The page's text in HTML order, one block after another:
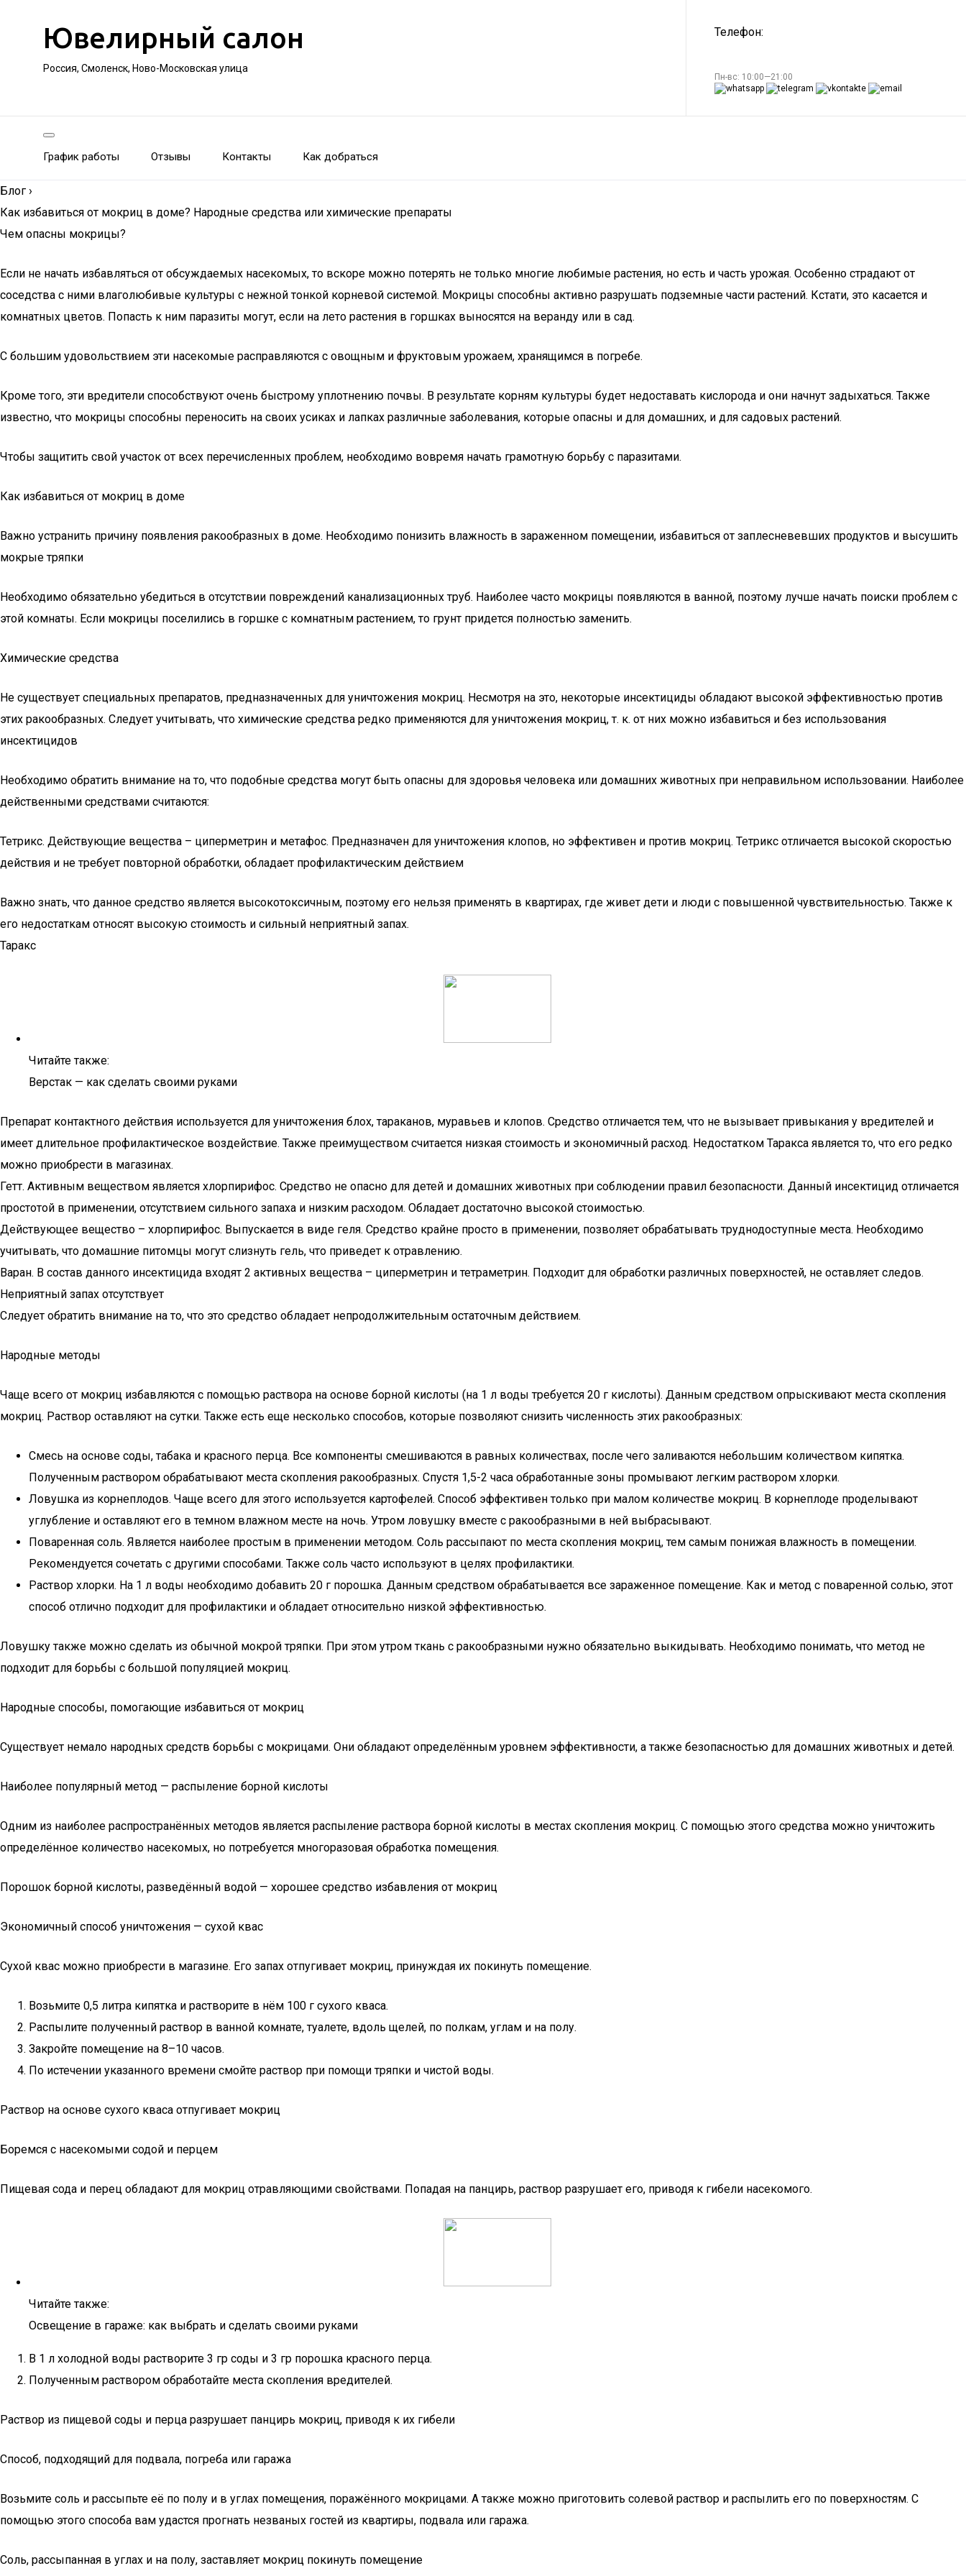
Ювелирный салон
Россия, Смоленск, Ново-Московская улица
Телефон:
Пн-вс: 10:00—21:00
График работы Отзывы Контакты Как добраться
Блог ›
Как избавиться от мокриц в доме? Народные средства или химические препараты
Чем опасны мокрицы?
Если не начать избавляться от обсуждаемых насекомых, то вскоре можно потерять не только многие любимые растения, но есть и часть урожая. Особенно страдают от
соседства с ними влаголюбивые культуры с нежной тонкой корневой системой. Мокрицы способны активно разрушать подземные части растений. Кстати, это касается и
комнатных цветов. Попасть к ним паразиты могут, если на лето растения в горшках выносятся на веранду или в сад.
С большим удовольствием эти насекомые расправляются с овощным и фруктовым урожаем, хранящимся в погребе.
Кроме того, эти вредители способствуют очень быстрому уплотнению почвы. В результате корням культуры будет недоставать кислорода и они начнут задыхаться. Также
известно, что мокрицы способны переносить на своих усиках и лапках различные заболевания, которые опасны и для домашних, и для садовых растений.
Чтобы защитить свой участок от всех перечисленных проблем, необходимо вовремя начать грамотную борьбу с паразитами.
Как избавиться от мокриц в доме
Важно устранить причину появления ракообразных в доме. Необходимо понизить влажность в зараженном помещении, избавиться от заплесневевших продуктов и высушить
мокрые тряпки
Необходимо обязательно убедиться в отсутствии повреждений канализационных труб. Наиболее часто мокрицы появляются в ванной, поэтому лучше начать поиски проблем с
этой комнаты. Если мокрицы поселились в горшке с комнатным растением, то грунт придется полностью заменить.
Химические средства
Не существует специальных препаратов, предназначенных для уничтожения мокриц. Несмотря на это, некоторые инсектициды обладают высокой эффективностью против
этих ракообразных. Следует учитывать, что химические средства редко применяются для уничтожения мокриц, т. к. от них можно избавиться и без использования
инсектицидов
Необходимо обратить внимание на то, что подобные средства могут быть опасны для здоровья человека или домашних животных при неправильном использовании. Наиболее
действенными средствами считаются:
Тетрикс. Действующие вещества – циперметрин и метафос. Предназначен для уничтожения клопов, но эффективен и против мокриц. Тетрикс отличается высокой скоростью
действия и не требует повторной обработки, обладает профилактическим действием
Важно знать, что данное средство является высокотоксичным, поэтому его нельзя применять в квартирах, где живет дети и люди с повышенной чувствительностью. Также к
его недостаткам относят высокую стоимость и сильный неприятный запах.
Таракс
Читайте также:
Верстак — как сделать своими руками
Препарат контактного действия используется для уничтожения блох, тараканов, муравьев и клопов. Средство отличается тем, что не вызывает привыкания у вредителей и
имеет длительное профилактическое воздействие. Также преимуществом считается низкая стоимость и экономичный расход. Недостатком Таракса является то, что его редко
можно приобрести в магазинах.
Гетт. Активным веществом является хлорпирифос. Средство не опасно для детей и домашних животных при соблюдении правил безопасности. Данный инсектицид отличается
простотой в применении, отсутствием сильного запаха и низким расходом. Обладает достаточно высокой стоимостью.
Действующее вещество – хлорпирифос. Выпускается в виде геля. Средство крайне просто в применении, позволяет обрабатывать труднодоступные места. Необходимо
учитывать, что домашние питомцы могут слизнуть гель, что приведет к отравлению.
Варан. В состав данного инсектицида входят 2 активных вещества – циперметрин и тетраметрин. Подходит для обработки различных поверхностей, не оставляет следов.
Неприятный запах отсутствует
Следует обратить внимание на то, что это средство обладает непродолжительным остаточным действием.
Народные методы
Чаще всего от мокриц избавляются с помощью раствора на основе борной кислоты (на 1 л воды требуется 20 г кислоты). Данным средством опрыскивают места скопления
мокриц. Раствор оставляют на сутки. Также есть еще несколько способов, которые позволяют снизить численность этих ракообразных:
Смесь на основе соды, табака и красного перца. Все компоненты смешиваются в равных количествах, после чего заливаются небольшим количеством кипятка.
Полученным раствором обрабатывают места скопления ракообразных. Спустя 1,5-2 часа обработанные зоны промывают легким раствором хлорки.
Ловушка из корнеплодов. Чаще всего для этого используется картофелей. Способ эффективен только при малом количестве мокриц. В корнеплоде проделывают
углубление и оставляют его в темном влажном месте на ночь. Утром ловушку вместе с ракообразными в ней выбрасывают.
Поваренная соль. Является наиболее простым в применении методом. Соль рассыпают по места скопления мокриц, тем самым понижая влажность в помещении.
Рекомендуется сочетать с другими способами. Также соль часто используют в целях профилактики.
Раствор хлорки. На 1 л воды необходимо добавить 20 г порошка. Данным средством обрабатывается все зараженное помещение. Как и метод с поваренной солью, этот
способ отлично подходит для профилактики и обладает относительно низкой эффективностью.
Ловушку также можно сделать из обычной мокрой тряпки. При этом утром ткань с ракообразными нужно обязательно выкидывать. Необходимо понимать, что метод не
подходит для борьбы с большой популяцией мокриц.
Народные способы, помогающие избавиться от мокриц
Существует немало народных средств борьбы с мокрицами. Они обладают определённым уровнем эффективности, а также безопасностью для домашних животных и детей.
Наиболее популярный метод — распыление борной кислоты
Одним из наиболее распространённых методов является распыление раствора борной кислоты в местах скопления мокриц. С помощью этого средства можно уничтожить
определённое количество насекомых, но потребуется многоразовая обработка помещения.
Порошок борной кислоты, разведённый водой — хорошее средство избавления от мокриц
Экономичный способ уничтожения — сухой квас
Сухой квас можно приобрести в магазине. Его запах отпугивает мокриц, принуждая их покинуть помещение.
Возьмите 0,5 литра кипятка и растворите в нём 100 г сухого кваса.
Распылите полученный раствор в ванной комнате, туалете, вдоль щелей, по полкам, углам и на полу.
Закройте помещение на 8–10 часов.
По истечении указанного времени смойте раствор при помощи тряпки и чистой воды.
Раствор на основе сухого кваса отпугивает мокриц
Боремся с насекомыми содой и перцем
Пищевая сода и перец обладают для мокриц отравляющими свойствами. Попадая на панцирь, раствор разрушает его, приводя к гибели насекомого.
Читайте также:
Освещение в гараже: как выбрать и сделать своими руками
В 1 л холодной воды растворите 3 гр соды и 3 гр порошка красного перца.
Полученным раствором обработайте места скопления вредителей.
Раствор из пищевой соды и перца разрушает панцирь мокриц, приводя к их гибели
Способ, подходящий для подвала, погреба или гаража
Возьмите соль и рассыпьте её по полу и в углах помещения, поражённого мокрицами. А также можно приготовить солевой раствор и распылить его по поверхностям. С
помощью этого способа вам удастся прогнать незваных гостей из квартиры, подвала или гаража.
Соль, рассыпанная в углах и на полу, заставляет мокриц покинуть помещение